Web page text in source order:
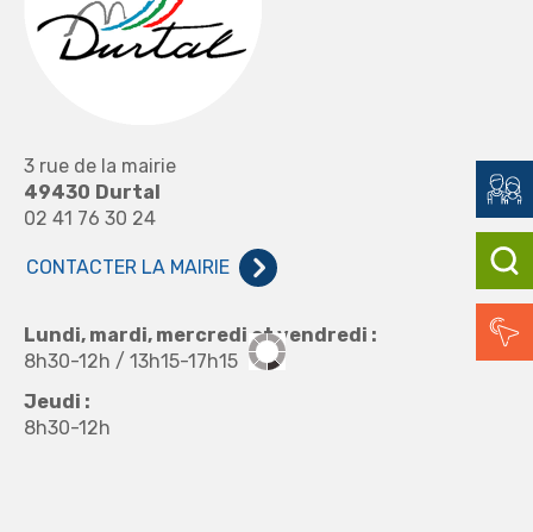
3 rue de la mairie
49430 Durtal
02 41 76 30 24
CONTACTER LA MAIRIE
Lundi, mardi, mercredi et vendredi :
8h30-12h / 13h15-17h15
Jeudi :
8h30-12h